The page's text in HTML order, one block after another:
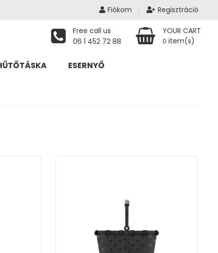
Fiókom Regisztráció
Free call us
06 1 452 72 88
YOUR CART
0 item(s)
ESERNYŐ